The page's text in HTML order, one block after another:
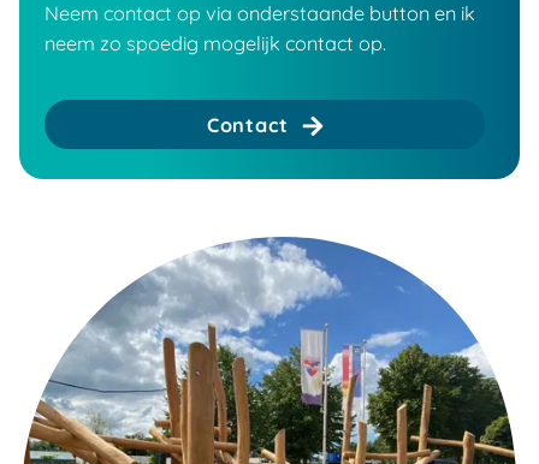
Neem contact op via onderstaande button en ik
neem zo spoedig mogelijk contact op.
Contact